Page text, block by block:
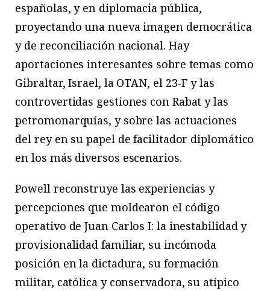
españolas, y en diplomacia pública,
proyectando una nueva imagen democrática
y de reconciliación nacional. Hay
aportaciones interesantes sobre temas como
Gibraltar, Israel, la OTAN, el 23-F y las
controvertidas gestiones con Rabat y las
petromonarquías, y sobre las actuaciones
del rey en su papel de facilitador diplomático
en los más diversos escenarios.
Powell reconstruye las experiencias y
percepciones que moldearon el código
operativo de Juan Carlos I: la inestabilidad y
provisionalidad familiar, su incómoda
posición en la dictadura, su formación
militar, católica y conservadora, su atípico